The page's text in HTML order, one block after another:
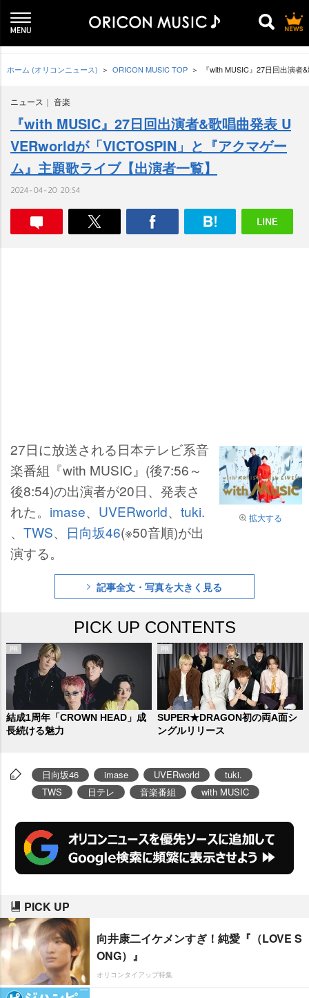
ホーム (オリコンニュース) ORICON MUSIC TOP 『with MUSIC』27日回出演
ニュース 音楽
『with MUSIC』27日回出演者&歌唱曲発表 U
VERworldが「VICTOSPIN」と『アクマゲー
ム』主題歌ライブ【出演者一覧】
2024-04-20 20:54
拡大する
27日に放送される日本テレビ系音
楽番組『with MUSIC』(後7:56～
後8:54)の出演者が20日、発表さ
れた。 imase、 UVERworld、 tuki.
、 TWS、 日向坂46(※50音順)が出
演する。
記事全文・写真を大きく見る
PICK UP CONTENTS
結成1周年「CROWN HEAD」成
長続ける魅力
SUPER★DRAGON初の両A面シ
ングルリリース
日向坂46 imase UVERworld
tuki.
TWS
日テレ 音楽番組 with MUSIC
PICK UP
向井康二イケメンすぎ！純愛『（LOVE S
ONG）』
オリコンタイアップ特集